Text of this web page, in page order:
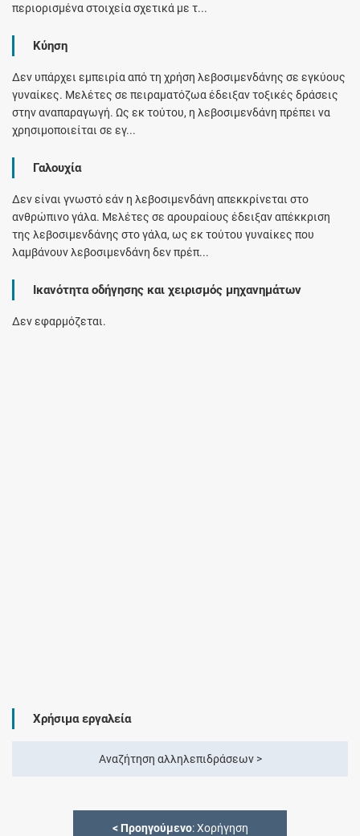
περιορισμένα στοιχεία σχετικά με τ...
Κύηση
Δεν υπάρχει εμπειρία από τη χρήση λεβοσιμενδάνης σε εγκύους
γυναίκες. Μελέτες σε πειραματόζωα έδειξαν τοξικές δράσεις
στην αναπαραγωγή. Ως εκ τούτου, η λεβοσιμενδάνη πρέπει να
χρησιμοποιείται σε εγ...
Γαλουχία
Δεν είναι γνωστό εάν η λεβοσιμενδάνη απεκκρίνεται στο
ανθρώπινο γάλα. Μελέτες σε αρουραίους έδειξαν απέκκριση
της λεβοσιμενδάνης στο γάλα, ως εκ τούτου γυναίκες που
λαμβάνουν λεβοσιμενδάνη δεν πρέπ...
Ικανότητα οδήγησης και χειρισμός μηχανημάτων
Δεν εφαρμόζεται.
Χρήσιμα εργαλεία
Αναζήτηση αλληλεπιδράσεων >
< Προηγούμενο: Χορήγηση